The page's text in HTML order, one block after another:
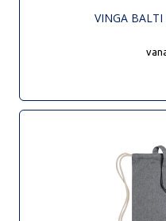
VINGA BALTI